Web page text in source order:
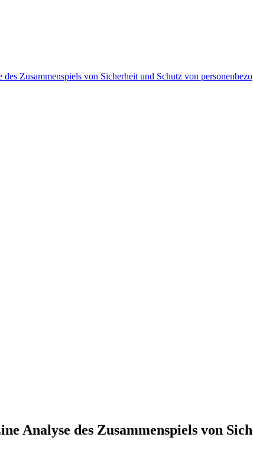
Zusammenspiels von Sicherheit und Schutz von
Analyse des Zusammenspiels von